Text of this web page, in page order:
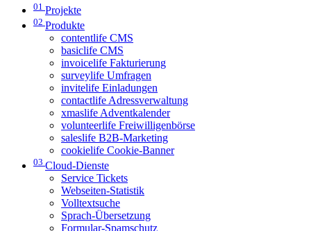
01 Projekte
02 Produkte
contentlife CMS
basiclife CMS
invoicelife Fakturierung
surveylife Umfragen
invitelife Einladungen
contactlife Adressverwaltung
xmaslife Adventkalender
volunteerlife Freiwilligenbörse
saleslife B2B-Marketing
cookielife Cookie-Banner
03 Cloud-Dienste
Service Tickets
Webseiten-Statistik
Volltextsuche
Sprach-Übersetzung
Formular-Spamschutz